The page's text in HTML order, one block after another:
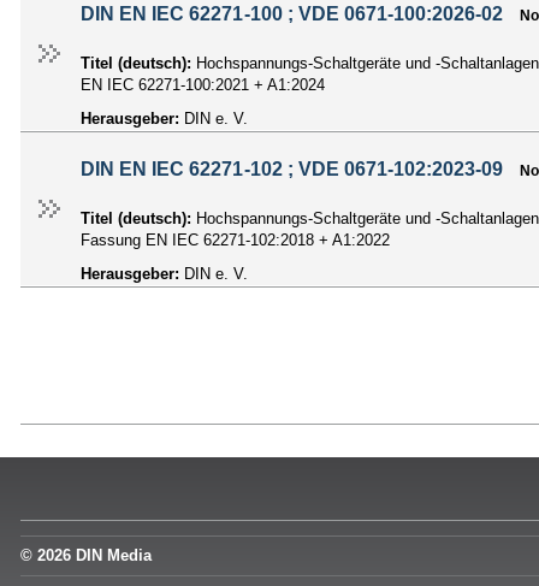
DIN EN IEC 62271-100 ; VDE 0671-100:2026-02
Titel (deutsch): Hochspannungs-Schaltgeräte und -
EN IEC 62271-100:2021 + A1:2024
Herausgeber: DIN e. V.
DIN EN IEC 62271-102 ; VDE 0671-102:2023-09
Titel (deutsch): Hochspannungs-Schaltgeräte und -
Fassung EN IEC 62271-102:2018 + A1:2022
Herausgeber: DIN e. V.
© 2026 DIN Media